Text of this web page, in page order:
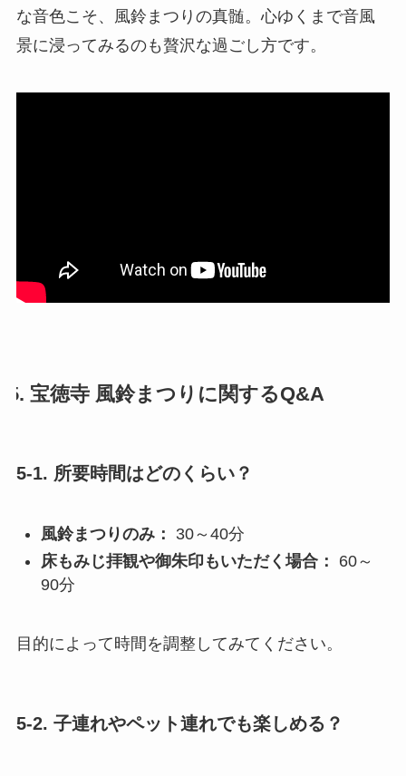
な音色こそ、風鈴まつりの真髄。心ゆくまで音風
景に浸ってみるのも贅沢な過ごし方です。
5. 宝徳寺 風鈴まつりに関するQ&A
5-1. 所要時間はどのくらい？
風鈴まつりのみ：
30～40分
床もみじ拝観や御朱印もいただく場合：
60～
90分
目的によって時間を調整してみてください。
5-2. 子連れやペット連れでも楽しめる？